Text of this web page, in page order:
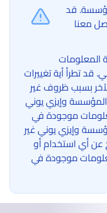
قد
معنا
المعلومات
قد تطرأ أية تغييرات
بسبب ظروف غير
وإيزي يوني
موجودة في
وإيزي يوني غير
عن أي استخدام أو
موجودة في